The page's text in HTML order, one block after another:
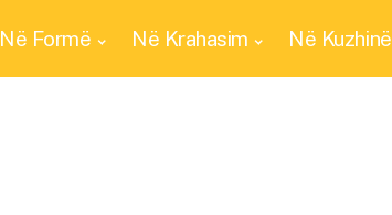
Në Formë Në Krahasim Në Kuzhinë